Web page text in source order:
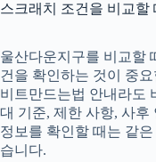
스크래치 조건을 비교할
울산다운지구를 비교할
건을 확인하는 것이 중요
비트만드는법 안내라도
대 기준, 제한 사항, 사후
정보를 확인할 때는 같
습니다.